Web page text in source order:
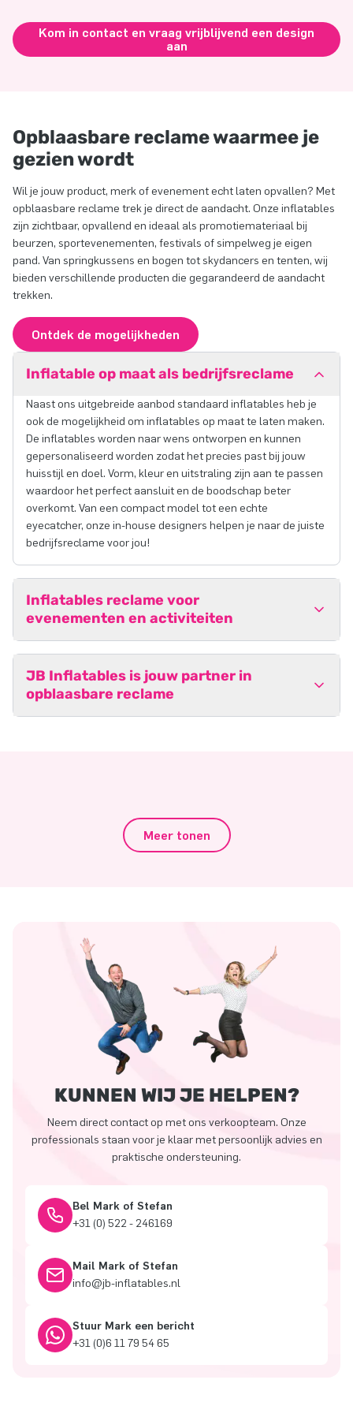
Kom in contact en vraag vrijblijvend een design
aan
Opblaasbare reclame waarmee je
gezien wordt
Wil je jouw product, merk of evenement echt laten opvallen? Met
opblaasbare reclame trek je direct de aandacht. Onze inflatables
zijn zichtbaar, opvallend en ideaal als promotiemateriaal bij
beurzen, sportevenementen, festivals of simpelweg je eigen
pand. Van springkussens en bogen tot skydancers en tenten, wij
bieden verschillende producten die gegarandeerd de aandacht
trekken.
Ontdek de mogelijkheden
Inflatable op maat als bedrijfsreclame
Naast ons uitgebreide aanbod standaard inflatables heb je
ook de mogelijkheid om inflatables op maat te laten maken.
De inflatables worden naar wens ontworpen en kunnen
gepersonaliseerd worden zodat het precies past bij jouw
huisstijl en doel. Vorm, kleur en uitstraling zijn aan te passen
waardoor het perfect aansluit en de boodschap beter
overkomt. Van een compact model tot een echte
eyecatcher, onze in-house designers helpen je naar de juiste
bedrijfsreclame voor jou!
Inflatables reclame voor
evenementen en activiteiten
JB Inflatables is jouw partner in
opblaasbare reclame
Meer tonen
KUNNEN WIJ JE HELPEN?
Neem direct contact op met ons verkoopteam. Onze
professionals staan voor je klaar met persoonlijk advies en
praktische ondersteuning.
Bel Mark of Stefan
+31 (0) 522 - 246169
Mail Mark of Stefan
info@jb-inflatables.nl
Stuur Mark een bericht
+31 (0)6 11 79 54 65